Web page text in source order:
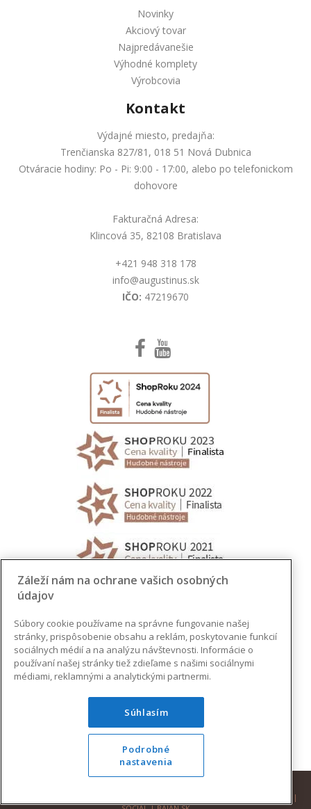
Novinky
Akciový tovar
Najpredávanešie
Výhodné komplety
Výrobcovia
Kontakt
Výdajné miesto, predajňa:
Trenčianska 827/81, 018 51 Nová Dubnica
Otváracie hodiny: Po - Pi: 9:00 - 17:00, alebo po telefonickom
dohovore
Fakturačná Adresa:
Klincová 35, 82108 Bratislava
+421 948 318 178
info@augustinus.sk
IČO: 47219670
|
Záleží nám na ochrane vašich osobných
údajov
Súbory cookie používame na správne fungovanie našej
stránky, prispôsobenie obsahu a reklám, poskytovanie funkcií
sociálnych médií a na analýzu návštevnosti. Informácie o
používaní našej stránky tiež zdieľame s našimi sociálnymi
médiami, reklamnými a analytickými partnermi.
Súhlasím
Podrobné
nastavenia